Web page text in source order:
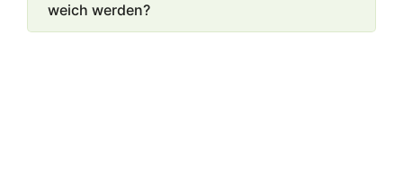
weich werden?